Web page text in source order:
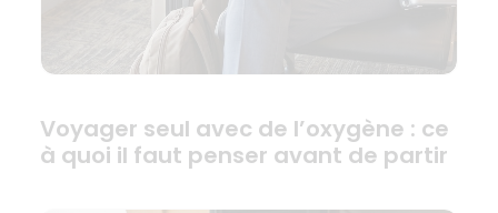
Voyager seul avec de l’oxygène : ce
à quoi il faut penser avant de partir